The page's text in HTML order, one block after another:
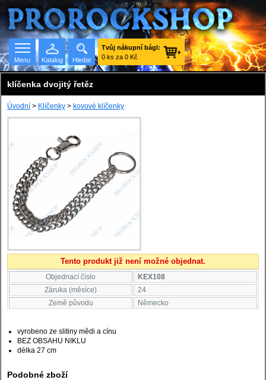
Hledat
Menu
Tvůj nákupní bágl:
0 ks za 0 Kč
klíčenka dvojitý řetěz
Úvodní > Klíčenky > kovové klíčenky
Tento produkt již není možné objednat.
Objednací číslo
KEX108
Záruka (měsíce)
24
Země původu
Německo
vyrobeno ze slitiny mědi a cínu
BEZ OBSAHU NIKLU
délka 27 cm
Podobné zboží
Katalog